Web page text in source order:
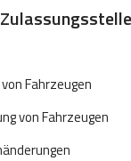
Fahrzeugen
von Fahrzeugen